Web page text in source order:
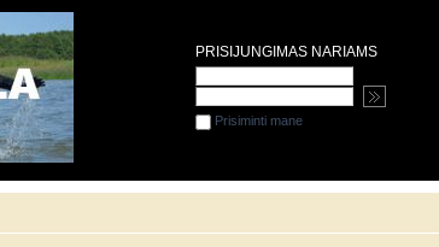
PRISIJUNGIMAS NARIAMS
Prisiminti mane